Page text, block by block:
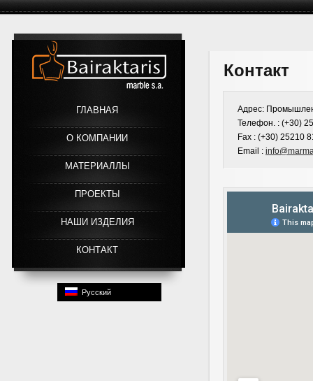
ГЛАВНАЯ
О КОМПАНИИ
МАТЕРИАЛЛЫ
ПРОЕКТЫ
HАШИ ИЗДЕЛИЯ
КОНТАКТ
Русский
Контакт
Адрес:
Телефон. : (+30)
Fax : (+30) 25210
Email :